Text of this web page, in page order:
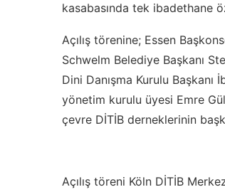
kasabasında tek ibadethane
Açılış törenine; Essen
Schwelm Belediye Başkanı
Dini Danışma Kurulu
yönetim kurulu üyesi Emre
çevre DİTİB derneklerinin
Açılış töreni Köln DİTİB